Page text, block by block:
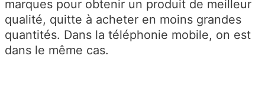
marques pour obtenir un produit de meilleur
qualité, quitte à acheter en moins grandes
quantités. Dans la téléphonie mobile, on est
dans le même cas.